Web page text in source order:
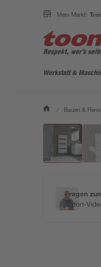
Mein Markt:
Werkstatt &
/ Bauen &
Fragen
Sofort-